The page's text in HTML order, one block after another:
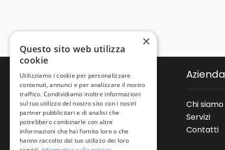
Via Galileo Galilei, 2/b
24036 Ponte San Pietro (BG)
info@nauticamassimo.it
Azienda
Chi siamo
Servizi
Contatti
×
Questo sito web utilizza
cookie
Utilizziamo i cookie per personalizzare
contenuti, annunci e per analizzare il nostro
traffico. Condividiamo inoltre informazioni
sul tuo utilizzo del nostro sito con i nostri
partner pubblicitari e di analisi che
potrebbero combinarle con altre
informazioni che hai fornito loro o che
hanno raccolto dal tuo utilizzo dei loro